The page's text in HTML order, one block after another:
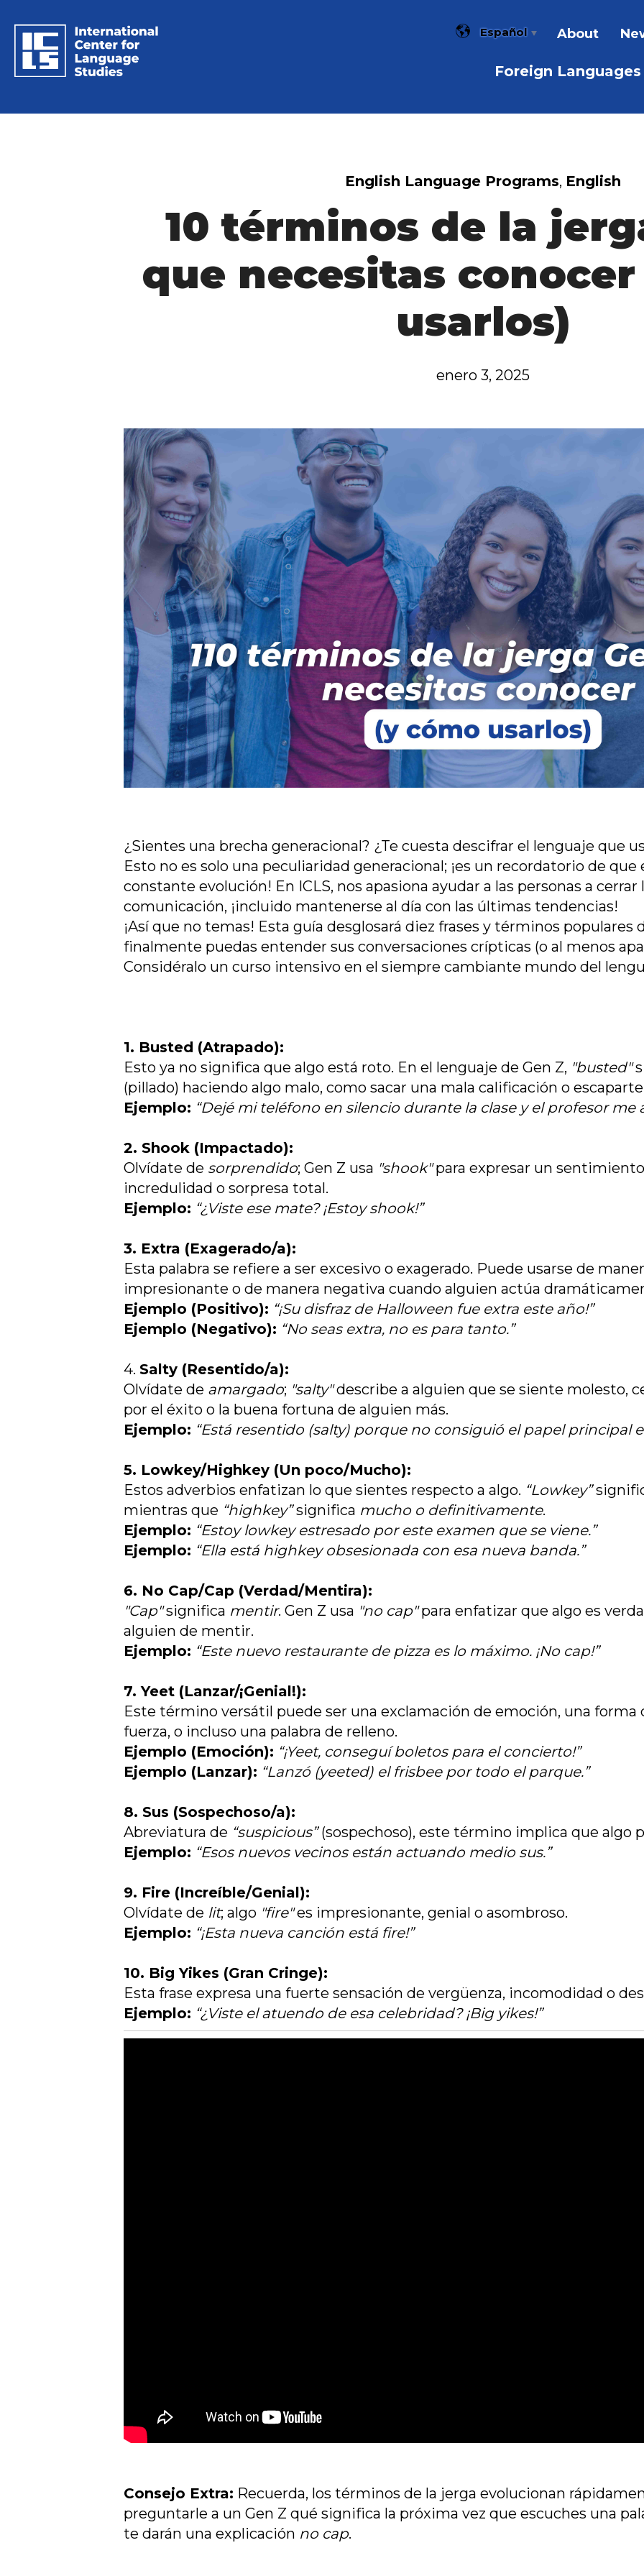
Español About
Foreign Languages
English Language Programs, English
10 términos de la
que necesitas
usarlos)
enero 3, 2025
¿Sientes una brecha generacional? ¿Te cuesta descifrar el lenguaje que
Esto no es solo una peculiaridad generacional; ¡es un recordatorio de que
constante evolución! En ICLS, nos apasiona ayudar a las personas a cerrar
comunicación, ¡incluido mantenerse al día con las últimas tendencias!
¡Así que no temas! Esta guía desglosará diez frases y términos populares
finalmente puedas entender sus conversaciones crípticas (o al menos
Considéralo un curso intensivo en el siempre cambiante mundo del
1. Busted (Atrapado):
Esto ya no significa que algo está roto. En el lenguaje de Gen Z, "busted"
(pillado) haciendo algo malo, como sacar una mala calificación o
Ejemplo: “Dejé mi teléfono en silencio durante la clase y el profesor me
2. Shook (Impactado):
Olvídate de sorprendido; Gen Z usa "shook"para expresar un
incredulidad o sorpresa total.
Ejemplo: “¿Viste ese mate? ¡Estoy shook!”
3. Extra (Exagerado/a):
Esta palabra se refiere a ser excesivo o exagerado. Puede usarse de
impresionante o de manera negativa cuando alguien actúa
Ejemplo (Positivo): “¡Su disfraz de Halloween fue extra este año!”
Ejemplo (Negativo): “No seas extra, no es para tanto.”
4. Salty (Resentido/a):
Olvídate de amargado; "salty"describe a alguien que se siente molesto,
por el éxito o la buena fortuna de alguien más.
Ejemplo: “Está resentido (salty) porque no consiguió el papel principal
5. Lowkey/Highkey (Un poco/Mucho):
Estos adverbios enfatizan lo que sientes respecto a algo. “Lowkey”
mientras que “highkey”significa mucho o definitivamente.
Ejemplo: “Estoy lowkey estresado por este examen que se viene.”
Ejemplo: “Ella está highkey obsesionada con esa nueva banda.”
6. No Cap/Cap (Verdad/Mentira):
"Cap"significa mentir. Gen Z usa "no cap"para enfatizar que algo es
alguien de mentir.
Ejemplo: “Este nuevo restaurante de pizza es lo máximo. ¡No cap!”
7. Yeet (Lanzar/¡Genial!):
Este término versátil puede ser una exclamación de emoción, una forma
fuerza, o incluso una palabra de relleno.
Ejemplo (Emoción): “¡Yeet, conseguí boletos para el concierto!”
Ejemplo (Lanzar): “Lanzó (yeeted) el frisbee por todo el parque.”
8. Sus (Sospechoso/a):
Abreviatura de “suspicious”(sospechoso), este término implica que algo
Ejemplo: “Esos nuevos vecinos están actuando medio sus.”
9. Fire (Increíble/Genial):
Olvídate de lit; algo "fire"es impresionante, genial o asombroso.
Ejemplo: “¡Esta nueva canción está fire!”
10. Big Yikes (Gran Cringe):
Esta frase expresa una fuerte sensación de vergüenza, incomodidad o
Ejemplo: “¿Viste el atuendo de esa celebridad? ¡Big yikes!”
Consejo Extra: Recuerda, los términos de la jerga evolucionan
preguntarle a un Gen Z qué significa la próxima vez que escuches una
te darán una explicación no cap.